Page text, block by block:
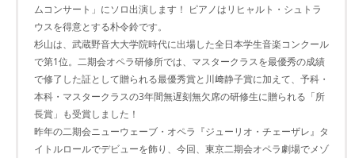
ムコンサート」にソロ出演します！ ピアノはリヒャルト・シュトラ
ウスを得意とする朴令鈴です。
杉山は、武蔵野音大大学院時代に出場した全日本学生音楽コンクール
で第1位。二期会オペラ研修所では、マスタークラスを最優秀の成績
で修了した証として贈られる最優秀賞と川﨑静子賞に加えて、予科・
本科・マスタークラスの3年間無遅刻無欠席の研修生に贈られる「所
長賞」も受賞しました！
昨年の二期会ニューウェーブ・オペラ『ジューリオ・チェーザレ』タ
イトルロールでデビューを飾り、今回、東京二期会オペラ劇場でメゾ